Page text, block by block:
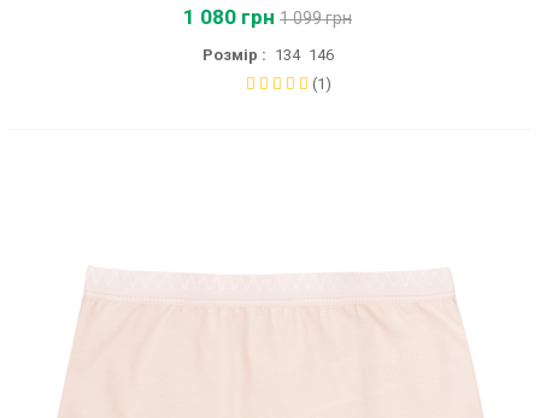
1 080 грн 1 099 грн
Розмір : 134 146
(1)